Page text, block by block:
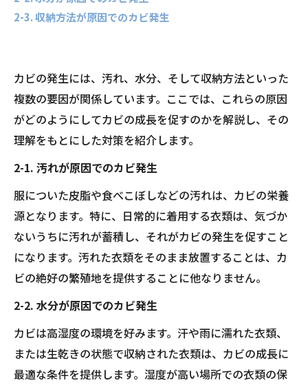
2-3. 収納方法が原因でのカビ発生
カビの発生には、汚れ、水分、そして収納方法といった
複数の要因が関係しています。ここでは、これらの原因
がどのようにしてカビの成長を促すのかを解説し、その
理解をもとにした対策を紹介します。
2-1. 汚れが原因でのカビ発生
服についた皮脂や食べこぼしなどの汚れは、カビの栄養
源となります。特に、日常的に着用する衣類は、気づか
ないうちに汚れが蓄積し、それがカビの発生を促すこと
になります。汚れた衣類をそのまま放置することは、カ
ビの絶好の繁殖地を提供することに他なりません。
2-2. 水分が原因でのカビ発生
カビは高湿度の環境を好みます。汗や雨に濡れた衣類、
または生乾きの状態で収納された衣類は、カビの成長に
最適な条件を提供します。湿度が高い場所での衣類の保